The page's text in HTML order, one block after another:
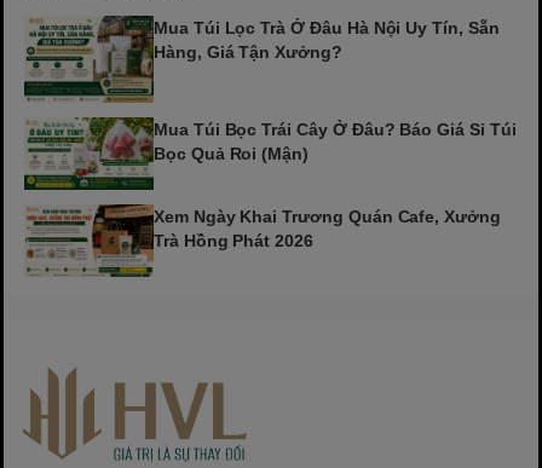
Mua Túi Lọc Trà Ở Đâu Hà Nội Uy Tín, Sẵn
Hàng, Giá Tận Xưởng?
Mua Túi Bọc Trái Cây Ở Đâu? Báo Giá Sỉ Túi
Bọc Quả Roi (Mận)
Xem Ngày Khai Trương Quán Cafe, Xưởng
Trà Hồng Phát 2026